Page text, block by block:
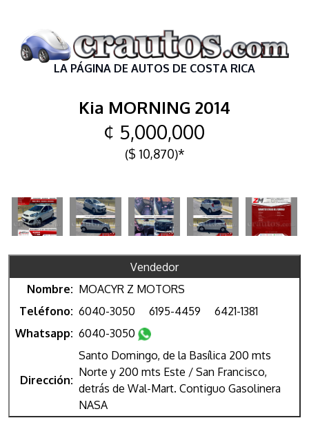
LA PÁGINA DE AUTOS DE COSTA RICA
Kia MORNING 2014
¢ 5,000,000
($ 10,870)*
Vendedor
Nombre: MOACYR Z MOTORS
Teléfono: 6040-3050 6195-4459
6421-1381
Whatsapp: 6040-3050
Dirección:
Santo Domingo, de la Basílica 200 mts
Norte y 200 mts Este / San Francisco,
detrás de Wal-Mart. Contiguo Gasolinera
NASA